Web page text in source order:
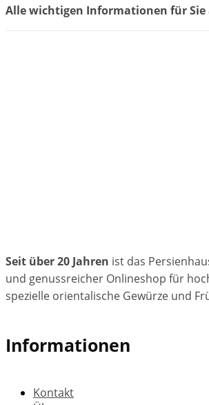
Alle wichtigen Informationen für Sie
Seit über 20 Jahren ist das
und genussreicher Onlineshop für
spezielle orientalische Gewürze und
Informationen
Kontakt